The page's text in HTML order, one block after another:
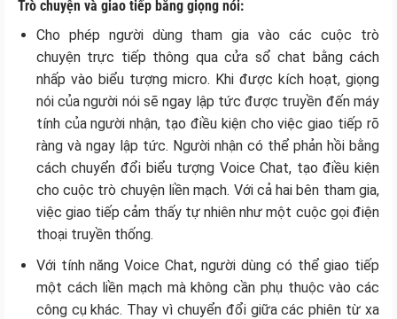
Trò chuyện và giao tiếp bằng giọng nói:
Cho phép người dùng tham gia vào các cuộc trò
chuyện trực tiếp thông qua cửa sổ chat bằng cách
nhấp vào biểu tượng micro. Khi được kích hoạt, giọng
nói của người nói sẽ ngay lập tức được truyền đến máy
tính của người nhận, tạo điều kiện cho việc giao tiếp rõ
ràng và ngay lập tức. Người nhận có thể phản hồi bằng
cách chuyển đổi biểu tượng Voice Chat, tạo điều kiện
cho cuộc trò chuyện liền mạch. Với cả hai bên tham gia,
việc giao tiếp cảm thấy tự nhiên như một cuộc gọi điện
thoại truyền thống.
Với tính năng Voice Chat, người dùng có thể giao tiếp
một cách liền mạch mà không cần phụ thuộc vào các
công cụ khác. Thay vì chuyển đổi giữa các phiên từ xa